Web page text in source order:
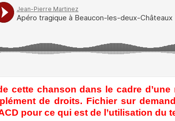
cette chanson dans le cadre
de droits. Fichier sur
pour ce qui est de l’utilisation du